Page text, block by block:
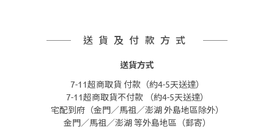
送貨及付款方式
送貨方式
7-11超商取貨 付款（約4-5天送達）
7-11超商取貨不付款 （約4-5天送達）
宅配到府（金門／馬祖／澎湖 外島地區除外）
金門／馬祖／澎湖 等外島地區（郵寄）